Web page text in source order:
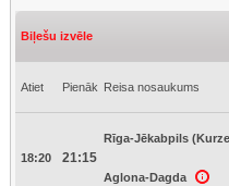
Biļešu izvēle
Atiet Pienāk Reisa nosaukums
18:20 21:15
Rīga-Jēkabpils
Aglona-Dagda